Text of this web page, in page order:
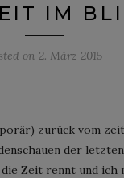
IM
on 2. März 2015
zurück vom
der
Zeit rennt und ich